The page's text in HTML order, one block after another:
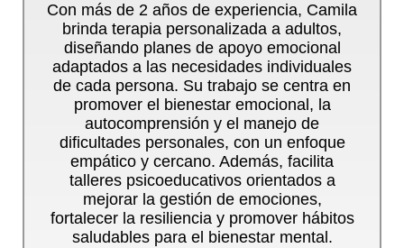
Con más de 2 años de experiencia, Camila
brinda terapia personalizada a adultos,
diseñando planes de apoyo emocional
adaptados a las necesidades individuales
de cada persona. Su trabajo se centra en
promover el bienestar emocional, la
autocomprensión y el manejo de
dificultades personales, con un enfoque
empático y cercano. Además, facilita
talleres psicoeducativos orientados a
mejorar la gestión de emociones,
fortalecer la resiliencia y promover hábitos
saludables para el bienestar mental.